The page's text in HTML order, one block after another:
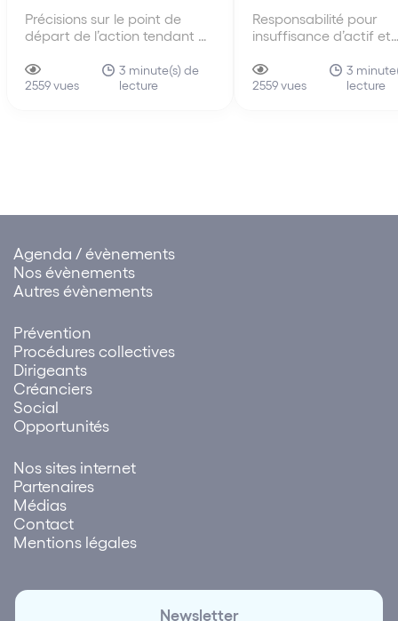
Précisions sur le point de
départ de l’action tendant au
personnelles en cas
d’ouverture d’une liquidation
2559 vues
3 minute(s) de
lecture
Responsabilité pour
insuffisance d’actif et
exclusion des fautes
commises au cours
2559 vues
3
lecture
Agenda / évènements
Nos évènements
Autres évènements
Prévention
Procédures collectives
Dirigeants
Créanciers
Social
Opportunités
Nos sites internet
Partenaires
Médias
Contact
Mentions légales
Newsletter